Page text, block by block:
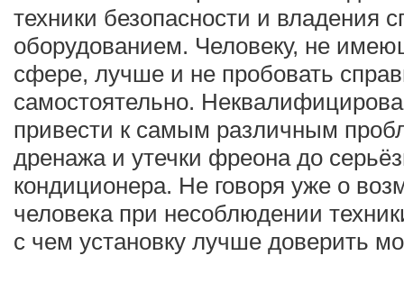
техники безопасности и владения
оборудованием. Человеку, не
сфере, лучше и не пробовать
самостоятельно.
привести к самым различным
дренажа и утечки фреона до
кондиционера. Не говоря уже о
человека при несоблюдении
с чем установку лучше доверить